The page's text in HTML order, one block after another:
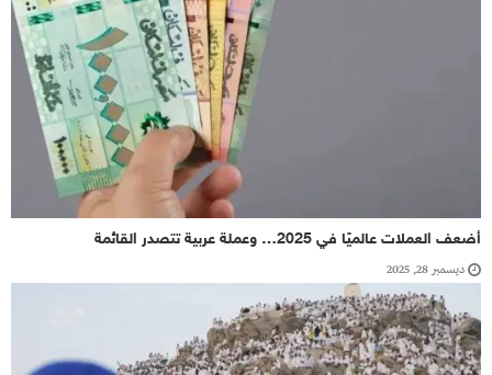
أضعف العملات عالميًا في 2025… وعملة عربية تتصدر القائمة
ديسمبر 28, 2025